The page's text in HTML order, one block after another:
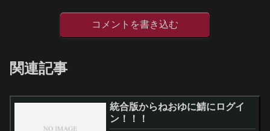
コメントを書き込む
関連記事
統合版からねおゆに鯖にログイ
ン！！！